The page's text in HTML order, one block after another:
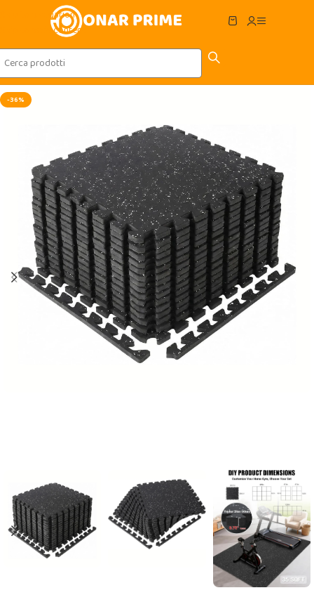
Skip to navigation
Skip to main content
-36%